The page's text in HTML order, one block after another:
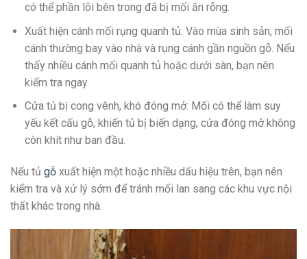
có thể phần lõi bên trong đã bị mối ăn rỗng.
Xuất hiện cánh mối rụng quanh tủ: Vào mùa sinh sản, mối
cánh thường bay vào nhà và rụng cánh gần nguồn gỗ. Nếu
thấy nhiều cánh mối quanh tủ hoặc dưới sàn, bạn nên
kiểm tra ngay.
Cửa tủ bị cong vênh, khó đóng mở: Mối có thể làm suy
yếu kết cấu gỗ, khiến tủ bị biến dạng, cửa đóng mở không
còn khít như ban đầu.
Nếu tủ gỗ xuất hiện một hoặc nhiều dấu hiệu trên, bạn nên
kiểm tra và xử lý sớm để tránh mối lan sang các khu vực nội
thất khác trong nhà.